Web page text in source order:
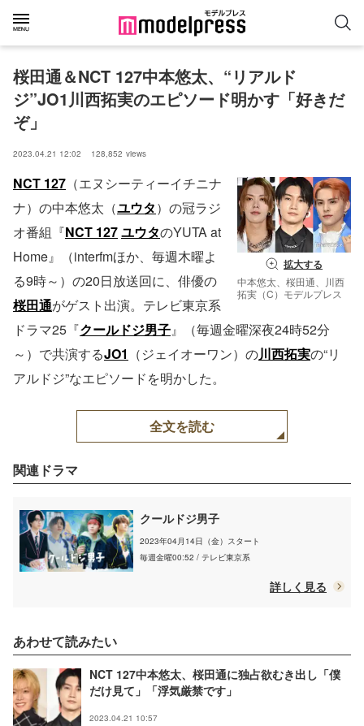
桜田通＆NCT 127中本悠太、“リアルド
ジ”JO1川西拓実のエピソード明かす「好きだ
ぞ」
2023.04.21 12:02 128,852 views
拡大する
中本悠太、桜田通、川西
拓実（C）モデルプレス
NCT 127 （エヌシーティーイチニナ
ナ）の中本悠太（ユウタ）の冠ラジ
オ番組『NCT 127ユウタのYUTA at
Home』（interfmほか、毎週木曜よ
る9時～）の20日放送回に、俳優の
桜田通がゲスト出演。テレビ東京系
ドラマ25『クールドジ男子』（毎週金曜深夜24時52分
～）で共演するJO1 （ジェイオーワン）の川西拓実の“リ
アルドジ”なエピソードを明かした。
全文を読む
関連ドラマ
クールドジ男子
2023年04月14日（金）スタート
毎週金曜00:52 / テレビ東京系
詳しく見る
あわせて読みたい
NCT 127中本悠太、桜田通に独占欲むき出し「僕
だけ見て」「浮気厳禁です」
2023.04.21 10:57